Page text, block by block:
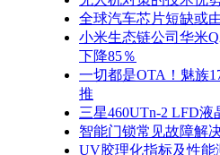
全球汽车芯片短缺或
小米生态链公司华米
下降85％
一切都是OTA！魅族
推
三星460UTn-2 LFD液
智能门锁常见故障解
UV胶理化指标及性能